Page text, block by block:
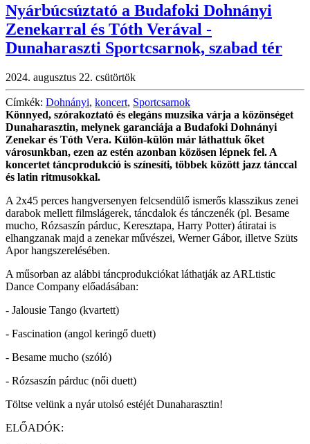
Nyárbúcsúztató a Budafoki Dohnányi
Zenekarral és Tóth Verával -
Dunaharaszti Sportcsarnok, szabad tér
2024. augusztus 22. csütörtök
Címkék: Dohnányi, koncert, Sportcsarnok
Könnyed, szórakoztató és elegáns muzsika várja a közönséget
Dunaharasztin, melynek garanciája a Budafoki Dohnányi
Zenekar és Tóth Vera. Külön-külön már láthattuk őket
városunkban, ezen az estén azonban közösen lépnek fel. A
koncertet táncprodukció is színesíti, többek között jazz tánccal
és latin ritmusokkal.
A 2x45 perces hangversenyen felcsendülő ismerős klasszikus zenei
darabok mellett filmslágerek, táncdalok és tánczenék (pl. Besame
mucho, Rózsaszín párduc, Keresztapa, Harry Potter) átiratai is
elhangzanak majd a zenekar művészei, Werner Gábor, illetve Szüts
Apor hangszerelésében.
A műsorban az alábbi táncprodukciókat láthatják az ARLtistic
Dance Company előadásában:
- Jalousie Tango (kvartett)
- Fascination (angol keringő duett)
- Besame mucho (szóló)
- Rózsaszín párduc (női duett)
Töltse velünk a nyár utolsó estéjét Dunaharasztin!
ELŐADÓK: